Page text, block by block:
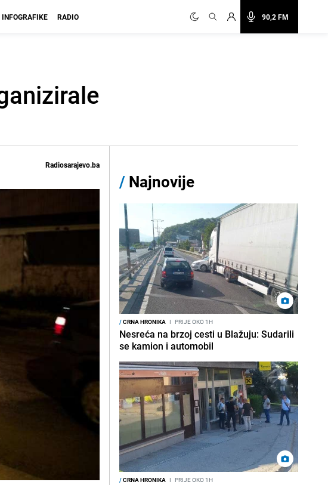
90,2 FM
INFOGRAFIKE RADIO
Radiosarajevo.ba
/ Najnovije
/CRNA HRONIKA I PRIJE OKO 1H
Nesreća na brzoj cesti u Blažuju: Sudarili
se kamion i automobil
/CRNA HRONIKA I PRIJE OKO 1H